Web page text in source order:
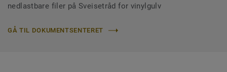
nedlastbare filer på Sveisetråd for vinylgulv
GÅ TIL DOKUMENTSENTERET